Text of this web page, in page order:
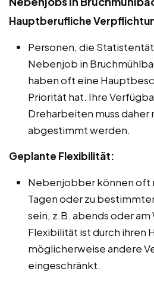
Hauptberufliche
Personen, die
Nebenjob in
haben oft eine
Priorität hat. Ihre
Dreharbeiten muss
abgestimmt werden.
Geplante Flexibilität:
Nebenjobber können oft
Tagen oder zu
sein, z.B. abends oder
Flexibilität ist durch ihren
möglicherweise andere
eingeschränkt.